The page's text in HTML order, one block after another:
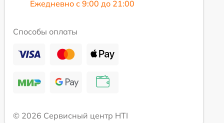
Ежедневно с 9:00 до 21:00
Способы оплаты
© 2026 Сервисный центр HTI